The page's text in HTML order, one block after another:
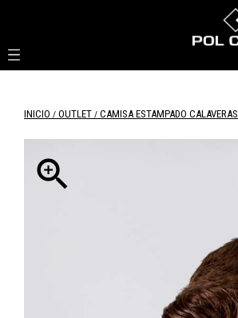
INICIO OUTLET CAMISA ESTAMPADO CALAVERAS
